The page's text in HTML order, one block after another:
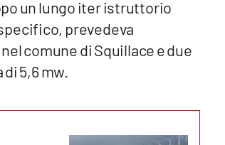
un lungo iter istruttorio
prevedeva
comune di Squillace e due
5,6 mw.